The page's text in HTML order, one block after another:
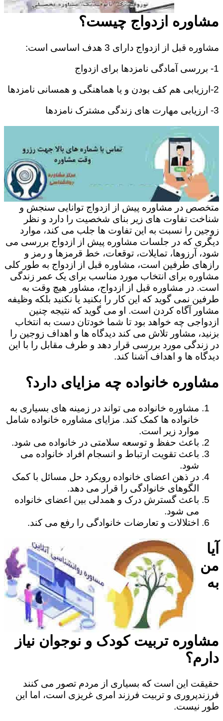
مشاوره ازدواج چیست؟
مشاوره قبل از ازدواج دارای 3 هدف اساسی است:
1- بررسی آمادگی نامزدها برای ازدواج
2-ارزیابی هم کف بودن و یا هماهنگی و همسانی نامزدها
3- ارزیابی مهارت های زندگی مشترک نامزدها
متخصص در مشاوره پیش از ازدواج توانایی سنجش و
شناخت تفاوت های زیر بنای شخصیت را دارد و نظر
زوجین را نسبت به این تفاوت ها جلب می کند، موارد
دیگری که در جلسات مشاوره پیش از ازدواج بررسی می
شود، آرزوها، تمایلات، توقعات، خط قرمزها و رمز و
رازهای طرفین است، مشاوره قبل از ازدواج به طور کلی
مشاوره برای انتخاب مورد مناسب برای یک عمر زندگی
است. در مشاوره قبل از ازدواج، مشاور هیچ وقت به
طرفین نمی گوید که این کار را بکنید یا نکنید بلکه وظیفه
مشاور آگاه کردن است. او می گوید که نتیجه چنین
ازدواجی چه خواهد بود تا شما خودتان دست به انتخاب
بزنید، مشاور تلاش می کند دیدگاه ها و اهداف زوجین را
در زندگی مورد بررسی قرار دهد و طرف مقابل را با این
دیدگاه ها و اهداف آشنا کند.
مشاوره خانواده چه مزایای دارد؟
مشاوره خانواده می تواند در زمینه های بسیاری به
خانواده ها کمک کند. مزایای مشاوره خانواده شامل
موارد زیر است.
باعث حفظ و توسعه سلامتی در خانواده می شود.
باعث تقویت ارتباط و انسجام افراد خانواده می
شود.
در ذهن اعضای خانواده رویکرد حل مسائل با کمک
الگوهای خانوادگی را قرار می دهد.
باعث گسترش درک و همدلی بین اعضای خانواده
می شود.
اختلالات و تعارضات خانوادگی را رفع می کند.
آیا
من
به
مشاوره تربیت کودک و نوجوان نیاز
دارم؟
حقیقت این است که بسیاری از مردم تصور می کنند
فرزندپروری و تربیت فرزند امری غریزی است، اما این
طور نیست.